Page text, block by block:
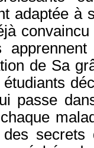
adaptée à
de Sa
passe